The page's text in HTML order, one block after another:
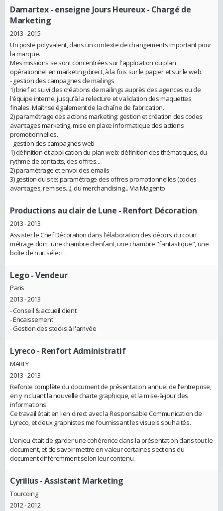
Damartex - enseigne Jours Heureux- Chargé de
Marketing
2013 - 2015
Un poste polyvalent, dans un contexte de changements important pour
la marque.
Mes missions se sont concentrées sur l'application du plan
opérationnel en marketing direct, à la fois sur le papier et sur le web.
- gestion des campagnes de mailings
1) brief et suivi des créations de mailings auprès des agences ou de
l'équipe interne, jusqu'à la relecture et validation des maquettes
finales. Maîtrise également de la chaîne de fabrication.
2) paramétrage des actions marketing: gestion et création des codes
avantages marketing, mise en place informatique des actions
promotionnelles.
- gestion des campagnes web
1) définition et application du plan web: définition des thématiques, du
rythme de contacts, des offres...
2) paramétrage et envoi des emails
3) gestion du site: paramétrage des offres promotionnelles (codes
avantages, remises...), du merchandising... Via Magento
Productions au clair de Lune - Renfort Décoration
2013 - 2013
Assister le Chef Décoration dans l'élaboration des décors du court
métrage dont: une chambre d'enfant, une chambre "fantastique", une
boîte de nuit sélect'.
Lego- Vendeur
Paris
2013 - 2013
- Conseil & accueil client
- Encaissement
- Gestion des stocks à l'arrivée
Lyreco- Renfort Administratif
MARLY
2013 - 2013
Refonte complète du document de présentation annuel de l'entreprise,
en y incluant la nouvelle charte graphique, et la mise-à-jour des
informations.
Ce travail était en lien direct avec la Responsable Communication de
Lyreco, et deux graphistes me fournissant les visuels souhaités.
L'enjeu était de garder une cohérence dans la présentation dans tout le
document, et de savoir mettre en valeur certaines sections du
document différemment selon leur contenu.
Cyrillus- Assistant Marketing
Tourcoing
2012 - 2012